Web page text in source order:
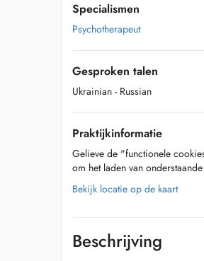
Specialismen
Psychotherapeut
Gesproken talen
Ukrainian - Russian
Praktijkinformatie
Gelieve de "functionele
om het laden van
Bekijk locatie op de kaart
Beschrijving